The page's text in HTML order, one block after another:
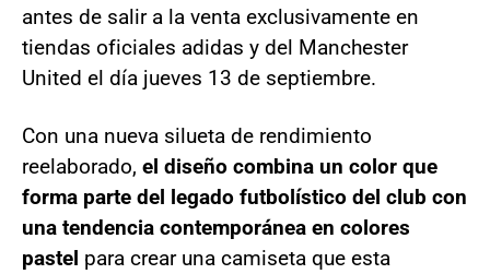
antes de salir a la venta exclusivamente en
tiendas oficiales adidas y del Manchester
United el día jueves 13 de septiembre.
Con una nueva silueta de rendimiento
reelaborado, el diseño combina un color que
forma parte del legado futbolístico del club con
una tendencia contemporánea en colores
pastel para crear una camiseta que esta